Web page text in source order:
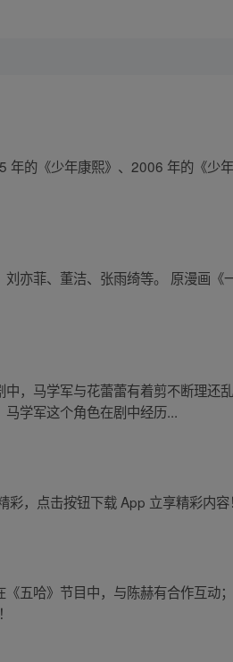
的《少年康熙》、2006 年的《少
亦菲、董洁、张雨绮等。 原漫画
，马学军与花蕾蕾有着剪不断理还
学军这个角色在剧中经历...
，点击按钮下载 App 立享精彩内容！
五哈》节目中，与陈赫有合作互动